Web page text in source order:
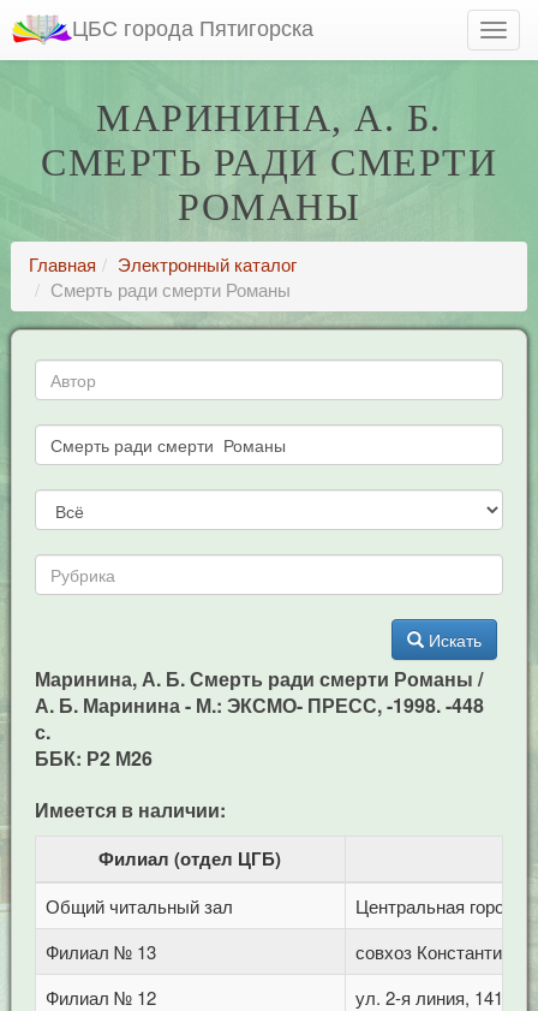
ЦБС города Пятигорска
МАРИНИНА, А. Б.
СМЕРТЬ РАДИ СМЕРТИ
РОМАНЫ
Главная
Электронный каталог
Смерть ради смерти Романы
Искать
Маринина, А. Б. Смерть ради смерти Романы /
А. Б. Маринина - М.: ЭКСМО- ПРЕСС, -1998. -448
с.
ББК: Р2 М26
Имеется в наличии:
Филиал (отдел ЦГБ)
Общий читальный зал
Центральная
Филиал № 13
совхоз
Филиал № 12
ул. 2-я линия, 141